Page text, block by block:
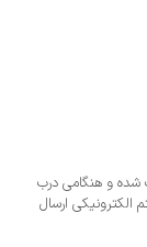
عقب نصب شده و هنگامی درب
ارسال